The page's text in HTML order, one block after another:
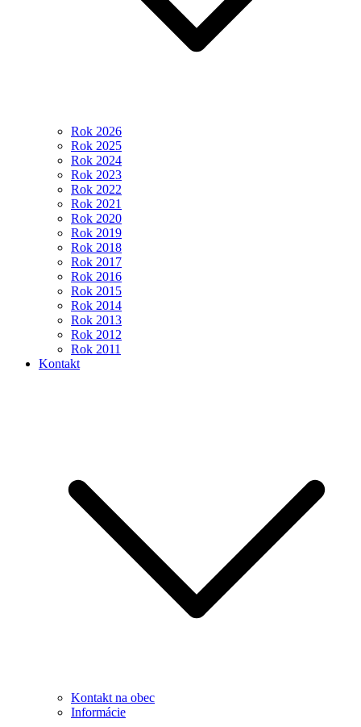
Rok 2026
Rok 2025
Rok 2024
Rok 2023
Rok 2022
Rok 2021
Rok 2020
Rok 2019
Rok 2018
Rok 2017
Rok 2016
Rok 2015
Rok 2014
Rok 2013
Rok 2012
Rok 2011
Kontakt
Kontakt na obec
Informácie